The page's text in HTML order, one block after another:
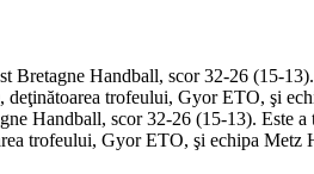
Handball, scor 32-26 (15-
trofeului, Gyor ETO, şi
Handball, scor 32-26 (15-13). Este a
trofeului, Gyor ETO, şi echipa Metz